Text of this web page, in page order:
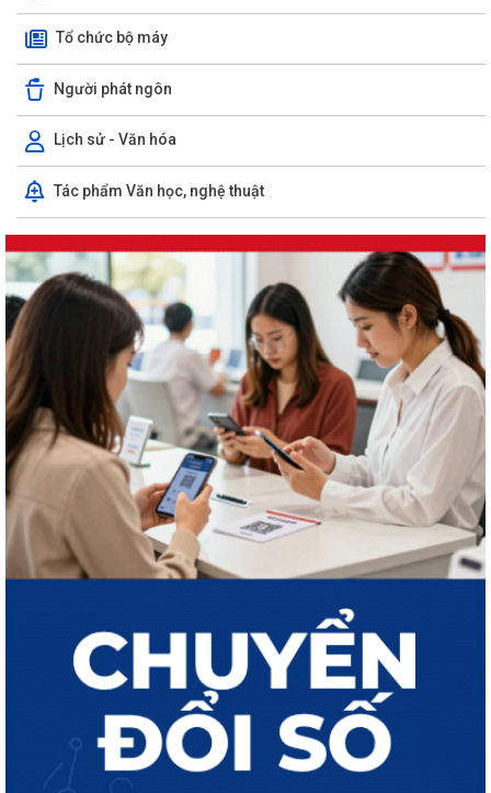
Tổ chức bộ máy
Người phát ngôn
Lịch sử - Văn hóa
Tác phẩm Văn học, nghệ thuật
THÔNG BÁO Công khai kết quả giải quyết thủ tục hành chính tháng 7
năm 2026